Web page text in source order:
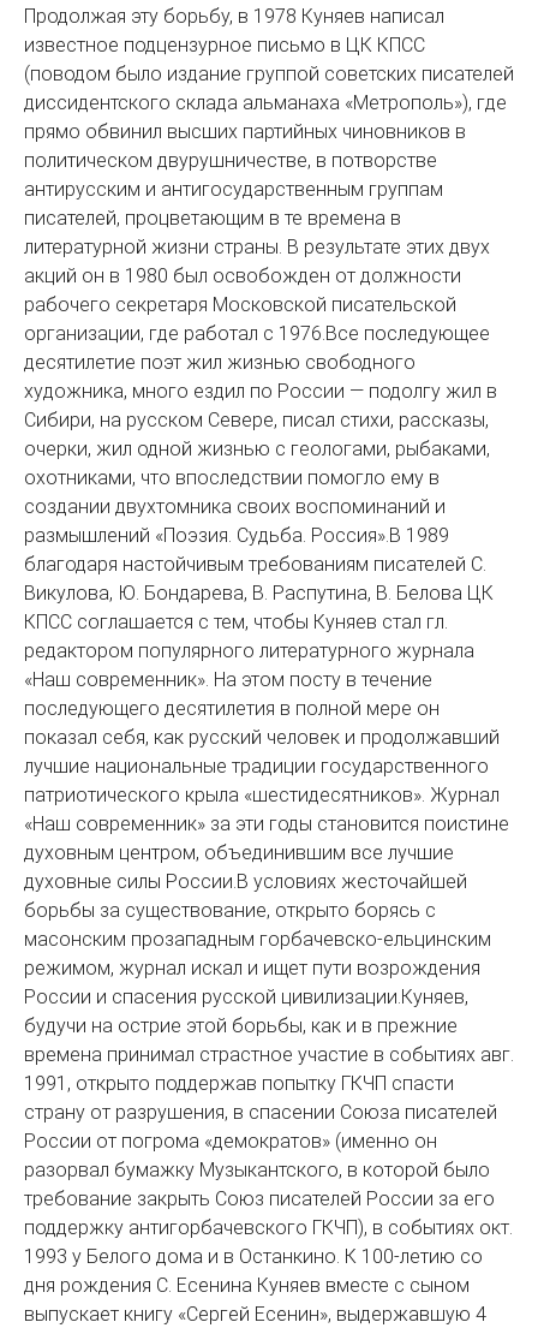
Продолжая эту борьбу, в 1978 Куняев написал
известное подцензурное письмо в ЦК КПСС
(поводом было издание группой советских писателей
диссидентского склада альманаха «Метрополь»), где
прямо обвинил высших партийных чиновников в
политическом двурушничестве, в потворстве
антирусским и антигосударственным группам
писателей, процветающим в те времена в
литературной жизни страны. В результате этих двух
акций он в 1980 был освобожден от должности
рабочего секретаря Московской писательской
организации, где работал с 1976.Все последующее
десятилетие поэт жил жизнью свободного
художника, много ездил по России — подолгу жил в
Сибири, на русском Севере, писал стихи, рассказы,
очерки, жил одной жизнью с геологами, рыбаками,
охотниками, что впоследствии помогло ему в
создании двухтомника своих воспоминаний и
размышлений «Поэзия. Судьба. Россия».В 1989
благодаря настойчивым требованиям писателей С.
Викулова, Ю. Бондарева, В. Распутина, В. Белова ЦК
КПСС соглашается с тем, чтобы Куняев стал гл.
редактором популярного литературного журнала
«Наш современник». На этом посту в течение
последующего десятилетия в полной мере он
показал себя, как русский человек и продолжавший
лучшие национальные традиции государственного
патриотического крыла «шестидесятников». Журнал
«Наш современник» за эти годы становится поистине
духовным центром, объединившим все лучшие
духовные силы России.В условиях жесточайшей
борьбы за существование, открыто борясь с
масонским прозападным горбачевско-ельцинским
режимом, журнал искал и ищет пути возрождения
России и спасения русской цивилизации.Куняев,
будучи на острие этой борьбы, как и в прежние
времена принимал страстное участие в событиях авг.
1991, открыто поддержав попытку ГКЧП спасти
страну от разрушения, в спасении Союза писателей
России от погрома «демократов» (именно он
разорвал бумажку Музыкантского, в которой было
требование закрыть Союз писателей России за его
поддержку антигорбачевского ГКЧП), в событиях окт.
1993 у Белого дома и в Останкино. К 100-летию со
дня рождения С. Есенина Куняев вместе с сыном
выпускает книгу «Сергей Есенин», выдержавшую 4